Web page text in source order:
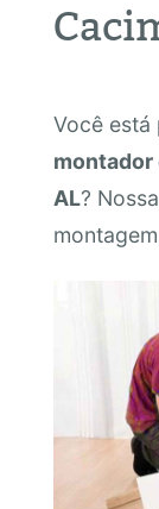
Você
montador
AL?